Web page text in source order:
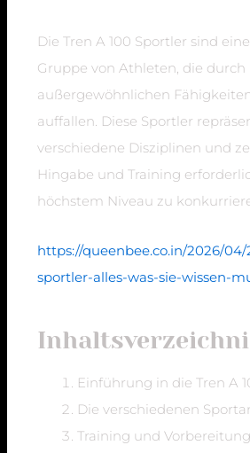
Die Tren A 100 Sportler sind
Gruppe von Athleten, die durch
außergewöhnlichen
auffallen. Diese Sportler
verschiedene Disziplinen und
Hingabe und Training
höchstem Niveau zu
https://queenbee.co.in/2026/
sportler-alles-was-sie-wissen-
Einführung in die Tren A
Die verschiedenen
Training und Vorbereitung